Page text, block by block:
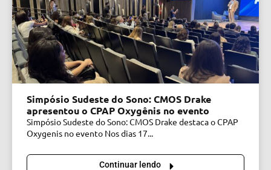
Simpósio Sudeste do Sono: CMOS Drake
apresentou o CPAP Oxygênis no evento
Simpósio Sudeste do Sono: CMOS Drake destaca o CPAP
Oxygenis no evento Nos dias 17...
Continuar lendo